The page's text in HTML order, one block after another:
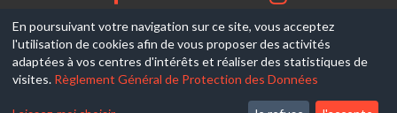
© 2017-2026, Ce site est propulsé par Aniapps.fr
CGV
En poursuivant votre navigation sur ce site, vous acceptez
l'utilisation de cookies afin de vous proposer des activités
adaptées à vos centres d'intérêts et réaliser des statistiques de
visites. Règlement Général de Protection des Données